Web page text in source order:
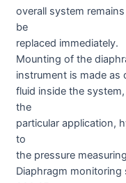
overall system
be
replaced immediately.
Mounting of the
instrument is made as
fluid inside the
the
particular application,
to
the pressure
Diaphragm